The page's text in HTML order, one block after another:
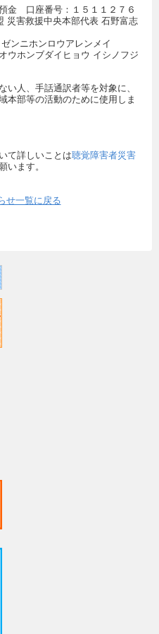
口座番号：１５１１２７６
害救援中央本部代表 石野富志
ニホンロウアレンメイ
ホンブダイヒョウ イシノフジ
い人、手話通訳者等を対象に、
本部等の活動のために使用しま
て詳しいことは聴覚障害者災害
います。
せ一覧に戻る